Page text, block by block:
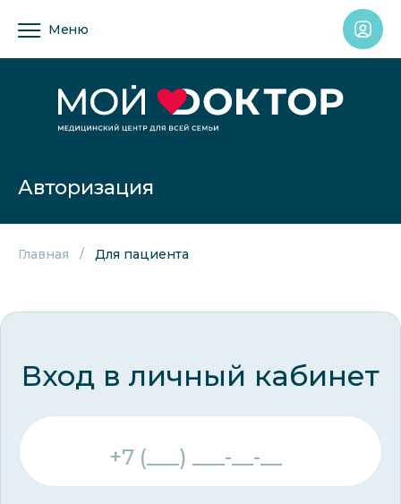
Меню
Авторизация
Главная Для пациента
Вход в личный кабинет